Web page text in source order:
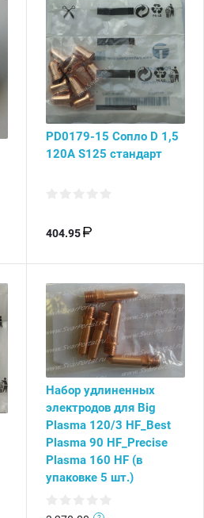
PD0179-15 Сопло D 1,5
120A S125 стандарт
404.95
Набор удлиненных
электродов для Big
Plasma 120/3 HF_Best
Plasma 90 HF_Precise
Plasma 160 HF (в
упаковке 5 шт.)